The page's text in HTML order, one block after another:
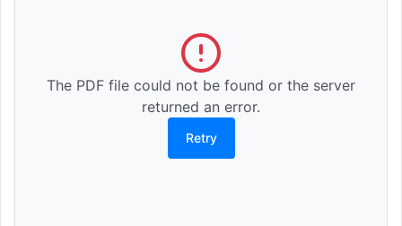
The PDF file could not be found or the server
returned an error.
Retry